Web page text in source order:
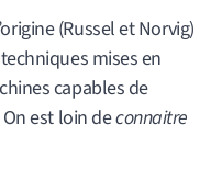
(Russel et Norvig)
mises en
capables de
est loin deconnaitre